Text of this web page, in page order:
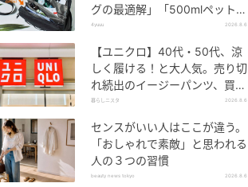
グの最適解」「500mlペットボ
トルも入る」
4yuuu 2026.8.6
【ユニクロ】40代・50代、涼
しく履ける！と大人気。売り切
れ続出のイージーパンツ、買っ
てみた！
暮らしニスタ 2026.8.6
センスがいい人はここが違う。
「おしゃれで素敵」と思われる
人の３つの習慣
beauty news tokyo 2026.8.6